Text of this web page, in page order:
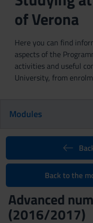
of Verona
Here you can find
aspects of the
activities and useful
University, from
Modules
Back to the
Advanced
(2016/2017)